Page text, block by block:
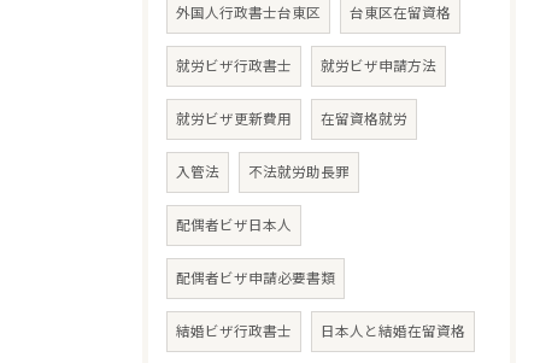
外国人行政書士台東区 台東区在留資格
就労ビザ行政書士 就労ビザ申請方法
就労ビザ更新費用 在留資格就労
入管法 不法就労助長罪
配偶者ビザ日本人
配偶者ビザ申請必要書類
結婚ビザ行政書士 日本人と結婚在留資格